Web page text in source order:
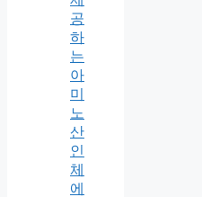
공
하
는
아
미
노
산
인
체
에